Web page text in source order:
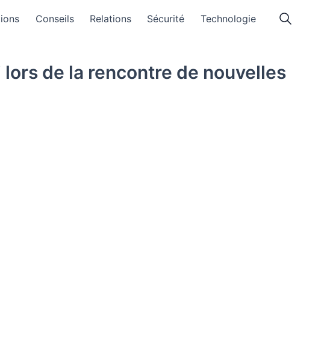
Conseils Relations Sécurité Technologie
de la rencontre de nouvelles